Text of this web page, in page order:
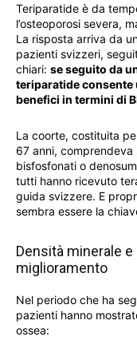
Teriparatide è da
l’osteoporosi severa,
La risposta arriva da
pazienti svizzeri,
chiari: se seguito da
teriparatide consente
benefici in termini di
La coorte, costituita
67 anni,
bisfosfonati o
tutti hanno ricevuto
guida svizzere. E
sembra essere la
Densità minerale
miglioramento
Nel periodo che ha
pazienti hanno
ossea: